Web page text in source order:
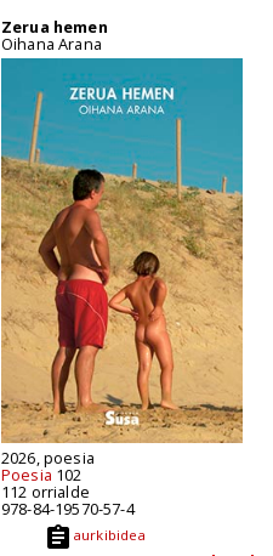
Zerua hemen
Oihana Arana
2026, poesia
Poesia 102
112 orrialde
978-84-19570-57-4
aurkibidea